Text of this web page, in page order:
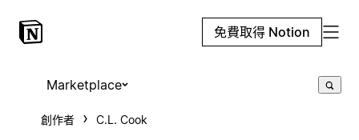
免費取得 Notion
Marketplace
創作者 C.L. Cook